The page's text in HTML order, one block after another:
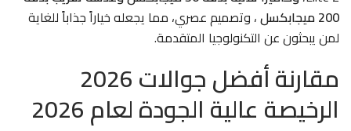
200 ميجابكسل
، وتصميم عصري، مما يجعله خياراً جذاباً للغاية
لمن يبحثون عن التكنولوجيا المتقدمة.
مقارنة أفضل جوالات 2026
الرخيصة عالية الجودة لعام 2026